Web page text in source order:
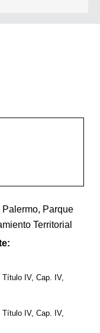
Parque
Territorial
IV, Cap. IV,
IV, Cap. IV,